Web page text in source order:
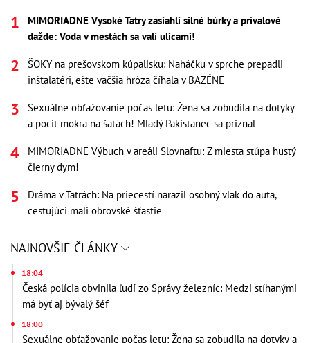
MIMORIADNE Vysoké Tatry zasiahli silné búrky a prívalové
dažde: Voda v mestách sa valí ulicami!
ŠOKY na prešovskom kúpalisku: Naháčku v sprche prepadli
inštalatéri, ešte väčšia hrôza číhala v BAZÉNE
Sexuálne obťažovanie počas letu: Žena sa zobudila na dotyky
a pocit mokra na šatách! Mladý Pakistanec sa priznal
MIMORIADNE Výbuch v areáli Slovnaftu: Z miesta stúpa hustý
čierny dym!
Dráma v Tatrách: Na priecestí narazil osobný vlak do auta,
cestujúci mali obrovské šťastie
NAJNOVŠIE ČLÁNKY
18:04
Česká polícia obvinila ľudí zo Správy železníc: Medzi stíhanými
má byť aj bývalý šéf
18:00
Sexuálne obťažovanie počas letu: Žena sa zobudila na dotyky a